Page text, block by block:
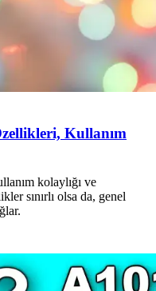
Kullanım
kolaylığı ve
sınırlı olsa da, genel